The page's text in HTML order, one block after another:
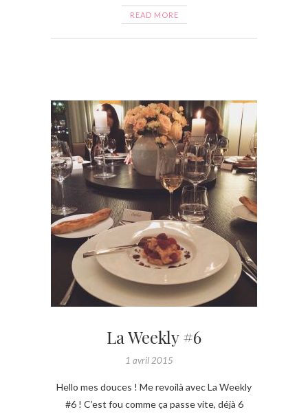
READ MORE
La Weekly #6
1 avril 2015
Hello mes douces ! Me revoilà avec La Weekly
#6 ! C’est fou comme ça passe vite, déjà 6